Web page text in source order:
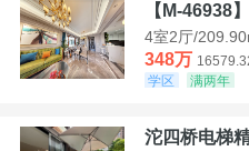
【M-46938
4室2厅/
348万
学区
满两年